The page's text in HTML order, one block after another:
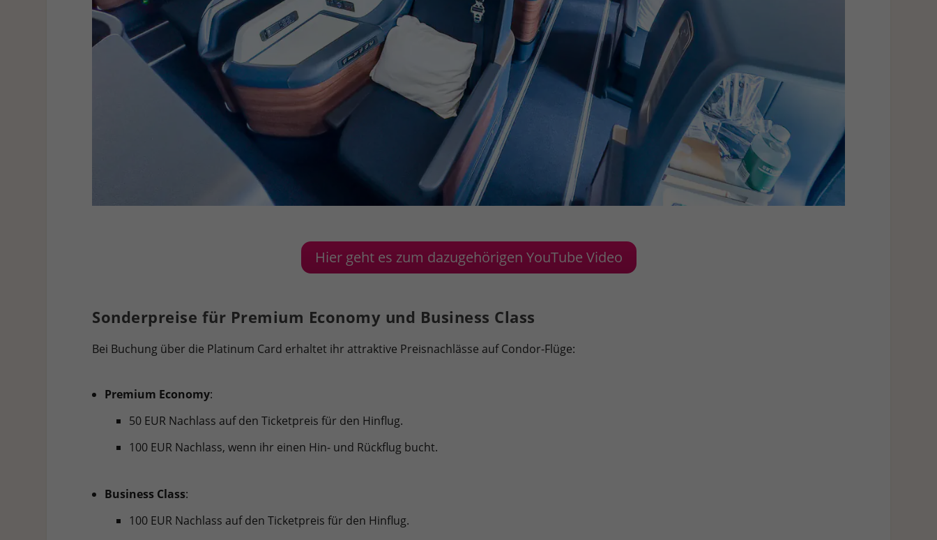
Hier geht es zum dazugehörigen YouTube Video
Sonderpreise für Premium Economy und Business Class
Bei Buchung über die Platinum Card erhaltet ihr attraktive Preisnachlässe auf Condor-Flüge:
Premium Economy:
50 EUR Nachlass auf den Ticketpreis für den Hinflug.
100 EUR Nachlass, wenn ihr einen Hin- und Rückflug bucht.
Business Class:
100 EUR Nachlass auf den Ticketpreis für den Hinflug.